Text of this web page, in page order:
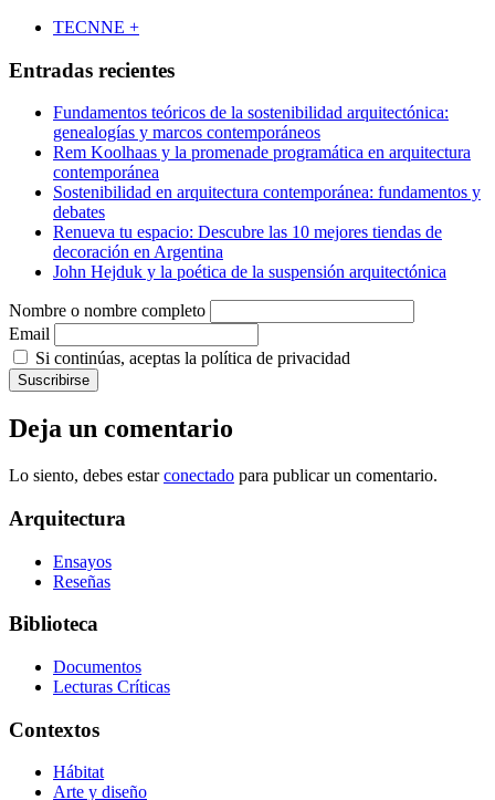
TECNNE +
Entradas recientes
Fundamentos teóricos de la sostenibilidad arquitectónica:
genealogías y marcos contemporáneos
Rem Koolhaas y la promenade programática en arquitectura
contemporánea
Sostenibilidad en arquitectura contemporánea: fundamentos y
debates
Renueva tu espacio: Descubre las 10 mejores tiendas de
decoración en Argentina
John Hejduk y la poética de la suspensión arquitectónica
Nombre o nombre completo
Email
Si continúas, aceptas la política de privacidad
Deja un comentario
Lo siento, debes estarconectado para publicar un comentario.
Arquitectura
Ensayos
Reseñas
Biblioteca
Documentos
Lecturas Críticas
Contextos
Hábitat
Arte y diseño